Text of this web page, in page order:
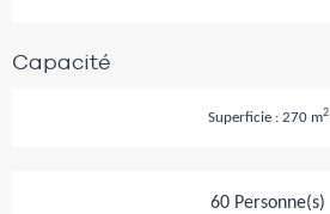
Capacité
Superficie : 270 m2
60 Personne(s)